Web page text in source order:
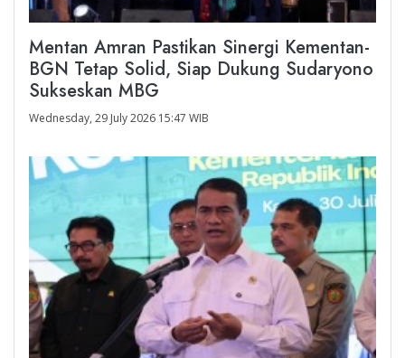
Mentan Amran Pastikan Sinergi Kementan-
BGN Tetap Solid, Siap Dukung Sudaryono
Sukseskan MBG
Wednesday, 29 July 2026 15:47 WIB